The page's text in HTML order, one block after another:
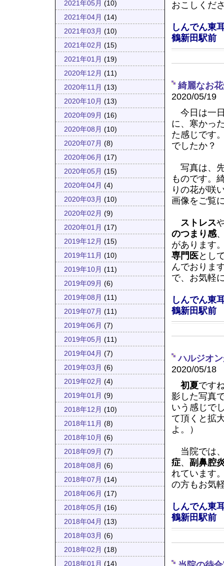
2021年05月 (10)
2021年04月 (14)
2021年03月 (10)
2021年02月 (15)
2021年01月 (19)
2020年12月 (11)
2020年11月 (13)
2020年10月 (13)
2020年09月 (16)
2020年08月 (10)
2020年07月 (8)
2020年06月 (17)
2020年05月 (15)
2020年04月 (4)
2020年03月 (10)
2020年02月 (9)
2020年01月 (17)
2019年12月 (15)
2019年11月 (10)
2019年10月 (11)
2019年09月 (6)
2019年08月 (11)
2019年07月 (11)
2019年06月 (7)
2019年05月 (11)
2019年04月 (7)
2019年03月 (6)
2019年02月 (4)
2019年01月 (9)
2018年12月 (10)
2018年11月 (8)
2018年10月 (6)
2018年09月 (7)
2018年08月 (6)
2018年07月 (14)
2018年06月 (17)
2018年05月 (16)
2018年04月 (13)
2018年03月 (6)
2018年02月 (18)
2018年01月 (14)
おこしくだ
しんでん東
鶴新田駅前
綺麗なお
2020/05/19
今日は一
に、寒かっ
た感じです
でしたか？
写真は、
ものです。
りの花が咲
画像をご覧
ストレス
のつまり感
があります
専門医とし
んでおりま
で、お気軽
しんでん東
鶴新田駅前
ハルジオ
2020/05/18
初夏です
影した写真
いう感じで
て頂くと拡
よ。）
当院では
症、 副鼻腔
れています
の方もお気
しんでん東
鶴新田駅前